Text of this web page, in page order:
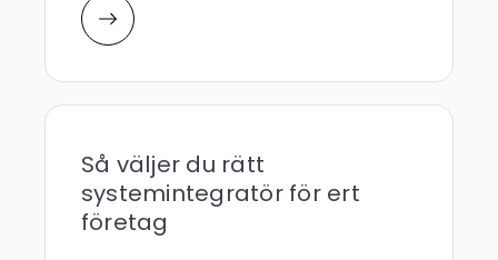
Så väljer du rätt
systemintegratör för ert
företag